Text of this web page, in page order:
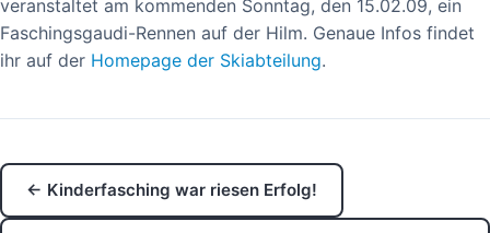
veranstaltet am kommenden Sonntag, den 15.02.09, ein
Faschingsgaudi-Rennen auf der Hilm. Genaue Infos findet
ihr auf der Homepage der Skiabteilung.
← Kinderfasching war riesen Erfolg!